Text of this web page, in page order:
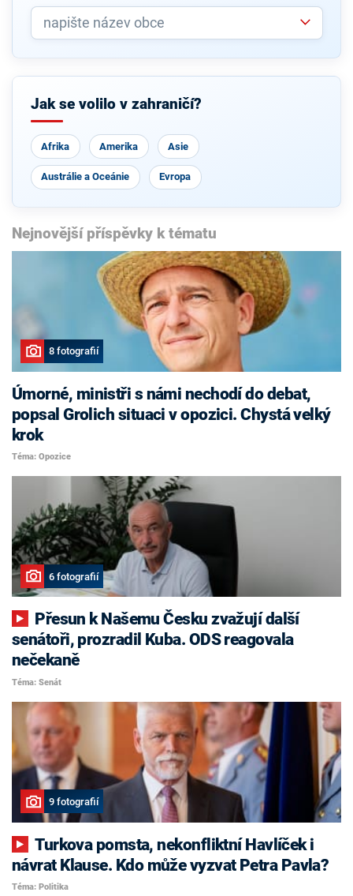
Jak se volilo v zahraničí?
Afrika Amerika Asie
Austrálie a Oceánie Evropa
Nejnovější příspěvky k tématu
8 fotografií
Úmorné, ministři s námi nechodí do debat,
popsal Grolich situaci v opozici. Chystá velký
krok
Téma: Opozice
6 fotografií
senátoři, prozradil Kuba. ODS reagovala
nečekaně
Téma: Senát
9 fotografií
Turkova pomsta, nekonfliktní Havlíček i
návrat Klause. Kdo může vyzvat Petra Pavla?
Téma: Politika